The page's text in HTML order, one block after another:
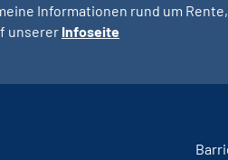
Informationen rund um
unserer Infoseite